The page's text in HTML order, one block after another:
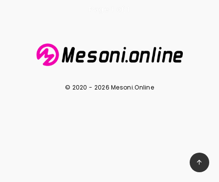
© 2020 - 2026 Mesoni.Online